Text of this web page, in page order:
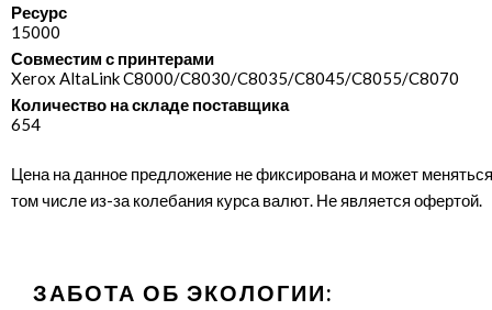
Ресурс
15000
Совместим с принтерами
Xerox AltaLink C8000/​C8030/​C8035/​C8045/​C8055/​C8070
Количество на складе поставщика
654
Цена на данное предложение не фиксирована и может
том числе из-за колебания курса валют. Не является офертой.
ЗАБОТА ОБ ЭКОЛОГИИ: